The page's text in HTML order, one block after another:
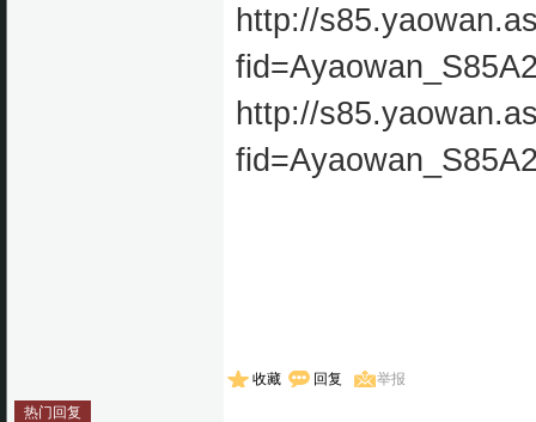
http://
http://
收藏 回复
举报
热门回复